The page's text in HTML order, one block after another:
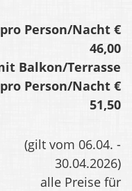
pro Person/Nacht €
46,00
Balkon/Terrasse
pro Person/Nacht €
51,50
(gilt vom 06.04. -
30.04.2026)
alle Preise für